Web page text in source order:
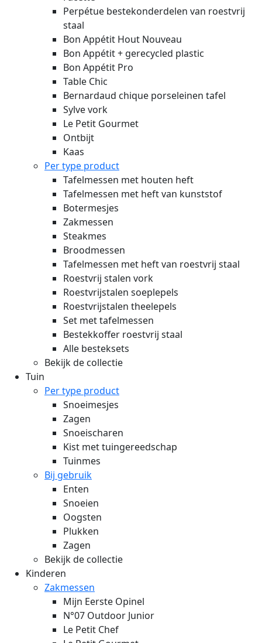
Perpétue bestekonderdelen van roestvrij
staal
Bon Appétit Hout Nouveau
Bon Appétit + gerecycled plastic
Bon Appétit Pro
Table Chic
Bernardaud chique porseleinen tafel
Sylve vork
Le Petit Gourmet
Ontbijt
Kaas
Per type product
Tafelmessen met houten heft
Tafelmessen met heft van kunststof
Botermesjes
Zakmessen
Steakmes
Broodmessen
Tafelmessen met heft van roestvrij staal
Roestvrij stalen vork
Roestvrijstalen soeplepels
Roestvrijstalen theelepels
Set met tafelmessen
Bestekkoffer roestvrij staal
Alle besteksets
Bekijk de collectie
Tuin
Per type product
Snoeimesjes
Zagen
Snoeischaren
Kist met tuingereedschap
Tuinmes
Bij gebruik
Enten
Snoeien
Oogsten
Plukken
Zagen
Bekijk de collectie
Kinderen
Zakmessen
Mijn Eerste Opinel
N°07 Outdoor Junior
Le Petit Chef